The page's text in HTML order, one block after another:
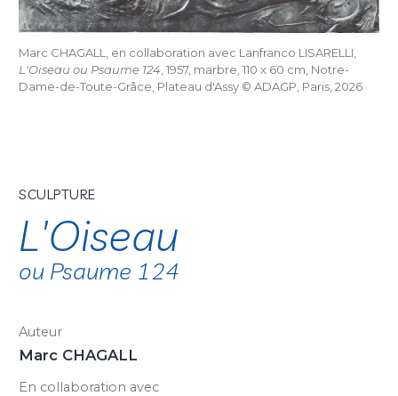
SCULPTURE
L'Oiseau
ou Psaume 124
Auteur
Marc CHAGALL
En collaboration avec
Marc CHAGALL, en collaboration avec Lanfranco LISARELLI,
L'Oiseau ou Psaume 124 , 1957, marbre, 110 x 60 cm, Notre-
Dame-de-Toute-Grâce, Plateau d'Assy © ADAGP, Paris, 2026